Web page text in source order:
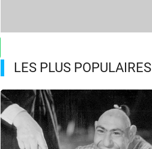
LES PLUS POPULAIRES